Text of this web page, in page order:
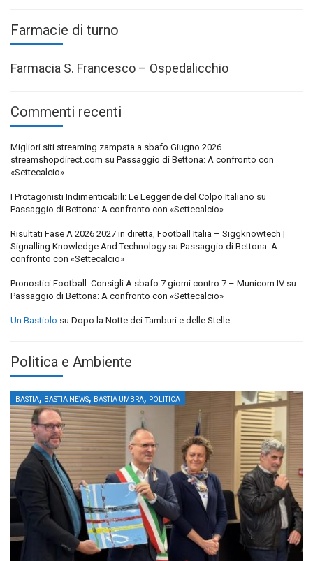
Farmacie di turno
Farmacia S. Francesco – Ospedalicchio
Commenti recenti
Migliori siti streaming zampata a sbafo Giugno 2026 –
streamshopdirect.com su Passaggio di Bettona: A confronto con
«Settecalcio»
I Protagonisti Indimenticabili: Le Leggende del Colpo Italiano su
Passaggio di Bettona: A confronto con «Settecalcio»
Risultati Fase A 2026 2027 in diretta, Football Italia – Siggknowtech |
Signalling Knowledge And Technology su Passaggio di Bettona: A
confronto con «Settecalcio»
Pronostici Football: Consigli A sbafo 7 giorni contro 7 – Municorn IV su
Passaggio di Bettona: A confronto con «Settecalcio»
Un Bastiolo su Dopo la Notte dei Tamburi e delle Stelle
Politica e Ambiente
BASTIA, BASTIA NEWS, BASTIA UMBRA, POLITICA